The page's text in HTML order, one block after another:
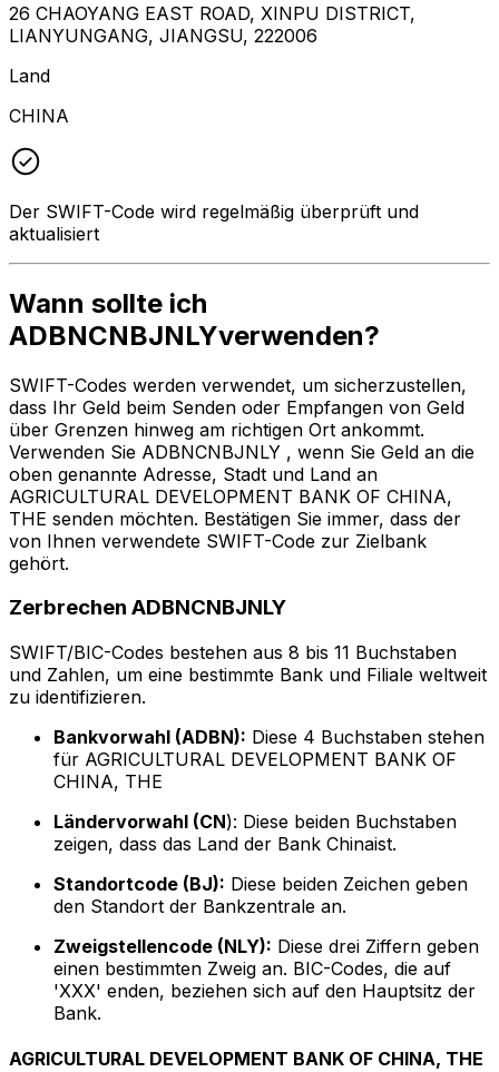
26 CHAOYANG EAST ROAD, XINPU DISTRICT,
LIANYUNGANG, JIANGSU, 222006
Land
CHINA
Der SWIFT-Code wird regelmäßig überprüft und
aktualisiert
Wann sollte ich
ADBNCNBJNLYverwenden?
SWIFT-Codes werden verwendet, um sicherzustellen,
dass Ihr Geld beim Senden oder Empfangen von Geld
über Grenzen hinweg am richtigen Ort ankommt.
Verwenden Sie ADBNCNBJNLY , wenn Sie Geld an die
oben genannte Adresse, Stadt und Land an
AGRICULTURAL DEVELOPMENT BANK OF CHINA,
THE senden möchten. Bestätigen Sie immer, dass der
von Ihnen verwendete SWIFT-Code zur Zielbank
gehört.
Zerbrechen ADBNCNBJNLY
SWIFT/BIC-Codes bestehen aus 8 bis 11 Buchstaben
und Zahlen, um eine bestimmte Bank und Filiale weltweit
zu identifizieren.
Bankvorwahl (ADBN): Diese 4 Buchstaben stehen
für AGRICULTURAL DEVELOPMENT BANK OF
CHINA, THE
Ländervorwahl (CN): Diese beiden Buchstaben
zeigen, dass das Land der Bank Chinaist.
Standortcode (BJ): Diese beiden Zeichen geben
den Standort der Bankzentrale an.
Zweigstellencode (NLY): Diese drei Ziffern geben
einen bestimmten Zweig an. BIC-Codes, die auf
'XXX' enden, beziehen sich auf den Hauptsitz der
Bank.
AGRICULTURAL DEVELOPMENT BANK OF CHINA, THE